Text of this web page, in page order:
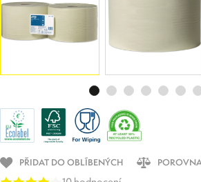
PŘIDAT DO OBLÍBENÝCH